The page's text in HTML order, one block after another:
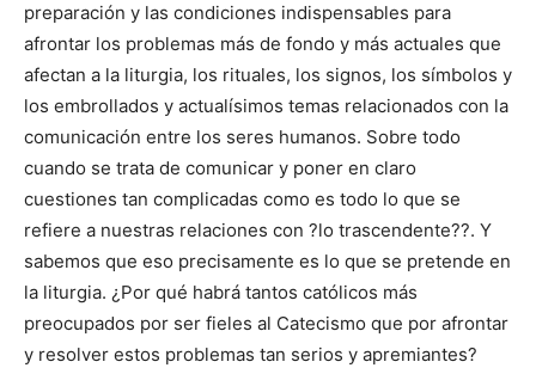
preparación y las condiciones indispensables para
afrontar los problemas más de fondo y más actuales que
afectan a la liturgia, los rituales, los signos, los símbolos y
los embrollados y actualísimos temas relacionados con la
comunicación entre los seres humanos. Sobre todo
cuando se trata de comunicar y poner en claro
cuestiones tan complicadas como es todo lo que se
refiere a nuestras relaciones con ?lo trascendente??. Y
sabemos que eso precisamente es lo que se pretende en
la liturgia. ¿Por qué habrá tantos católicos más
preocupados por ser fieles al Catecismo que por afrontar
y resolver estos problemas tan serios y apremiantes?